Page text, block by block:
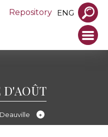
Repository ENG
D'AOÛT